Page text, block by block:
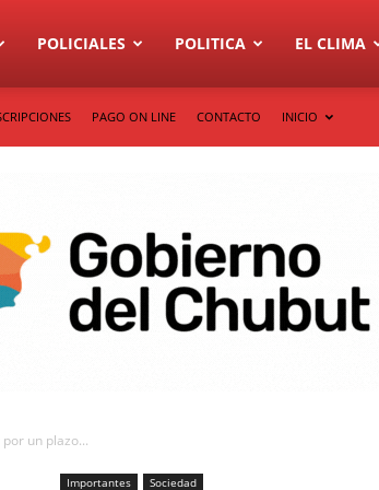
POLICIALES POLITICA EL CLIMA
PAGO ON LINE CONTACTO INICIO
un plazo...
Importantes Sociedad